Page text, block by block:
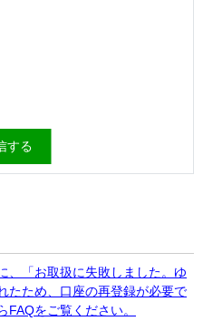
する
、「お取扱に失敗しました。ゆ
たため、口座の再登録が必要で
をご覧ください。